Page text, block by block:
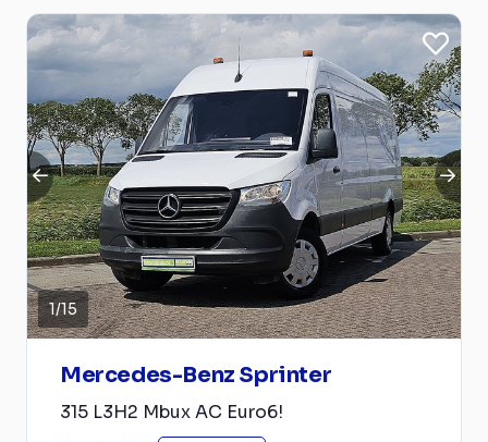
1/15
Mercedes-Benz Sprinter
315 L3H2 Mbux AC Euro6!